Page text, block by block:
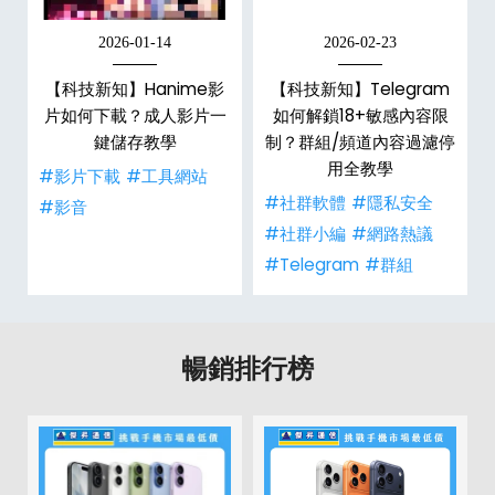
2026-01-14
【科技新知】Hanime影
片如何下載？成人影片一
鍵儲存教學
#影片下載 #工具網站
#影音
2026-02-23
【科技新知】Telegram
如何解鎖18+敏感內容限
制？群組/頻道內容過濾停
用全教學
#社群軟體 #隱私安全
#社群小編 #網路熱議
#Telegram #群組
暢銷排行榜